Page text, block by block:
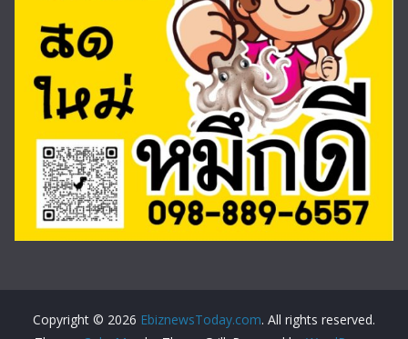
Copyright © 2026 EbiznewsToday.com. All rights reserved.